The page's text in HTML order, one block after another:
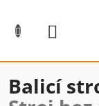
obsah
Balicí